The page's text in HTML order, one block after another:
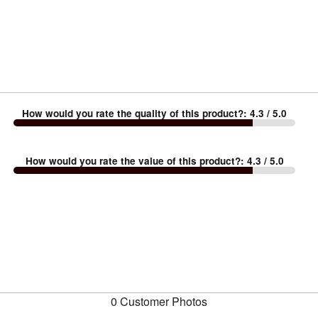
How would you rate the quality of this product?:4.3 / 5.0
How would you rate the value of this product?: 4.3 / 5.0
0 Customer Photos